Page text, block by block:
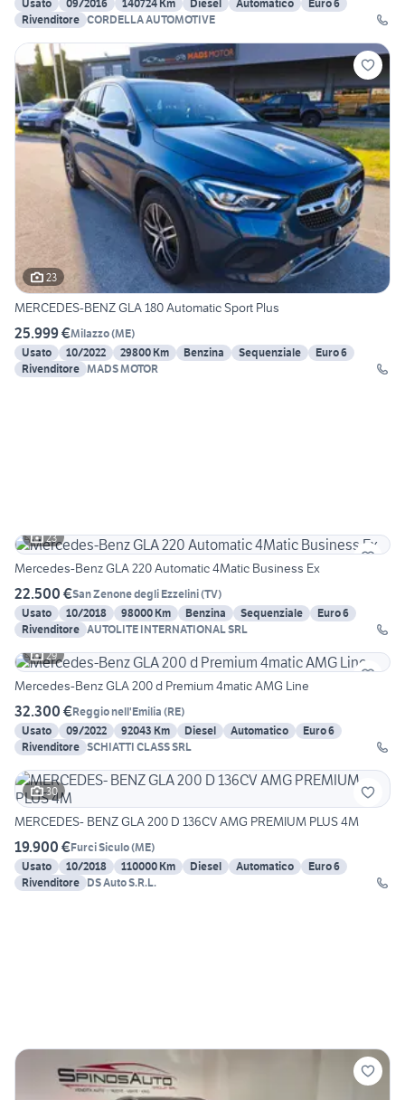
Usato
09/2016 140724 Km Diesel Automatico
Euro 6
Rivenditore CORDELLA AUTOMOTIVE
23
MERCEDES-BENZ GLA 180 Automatic Sport Plus
25.999 €Milazzo(ME)
Usato
10/2022 29800 Km Benzina Sequenziale
Euro 6
Rivenditore MADS MOTOR
23
Mercedes-Benz GLA 220 Automatic 4Matic Business Ex
22.500 €San Zenone degli Ezzelini(TV)
Usato
10/2018 98000 Km Benzina Sequenziale
Euro 6
Rivenditore AUTOLITE INTERNATIONAL SRL
29
Mercedes-Benz GLA 200 d Premium 4matic AMG Line
32.300 €Reggio nell'Emilia (RE)
Usato
09/2022 92043 Km Diesel Automatico
Euro 6
Rivenditore SCHIATTI CLASS SRL
30
MERCEDES- BENZ GLA 200 D 136CV AMG PREMIUM PLUS 4M
19.900 €Furci Siculo(ME)
Usato
10/2018 110000 Km Diesel Automatico
Euro 6
Rivenditore DS Auto S.R.L.